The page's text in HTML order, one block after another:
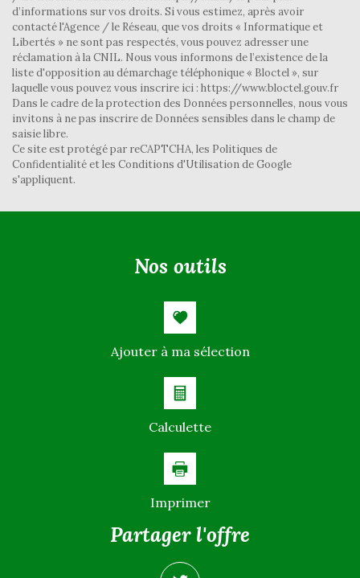
Familles avec 1 ou 2 enfants
47,52 %
Maisons
78,74 %
Appartements
21,26 %
Familles avec 3 enfants
9,09 %
d’informations sur vos droits. Si vous estimez, après avoir
contacté l'Agence / le Réseau, que vos droits « Informatique et
Libertés » ne sont pas respectés, vous pouvez adresser une
réclamation à la CNIL. Nous vous informons de l’existence de la
liste d'opposition au démarchage téléphonique « Bloctel », sur
laquelle vous pouvez vous inscrire ici : https://www.bloctel.gouv.fr
Dans le cadre de la protection des Données personnelles, nous vous
invitons à ne pas inscrire de Données sensibles dans le champ de
saisie libre.
Ce site est protégé par reCAPTCHA, les Politiques de
Confidentialitéet les Conditions d'Utilisationde Google
s'appliquent.
nos outils
Ajouter à ma sélection
Calculette
Imprimer
partager l'offre